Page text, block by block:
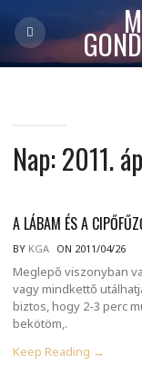
Nap:2011.
A LÁBAM ÉS A
BY KGA ON 2011/04/26
Meglepő viszonyban
vagy mindkettő
biztos, hogy 2-3 perc
bekötöm,.
Keep Reading →